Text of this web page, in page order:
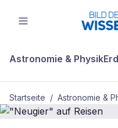
Astronomie & Physik
Startseite / Astronomie &